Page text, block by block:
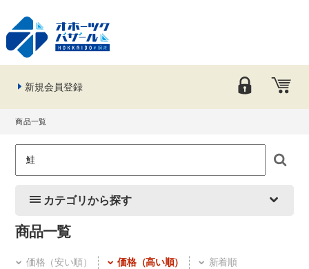
新規会員登録
商品一覧
カテゴリから探す
商品一覧
価格（安い順） 価格（高い順） 新着順